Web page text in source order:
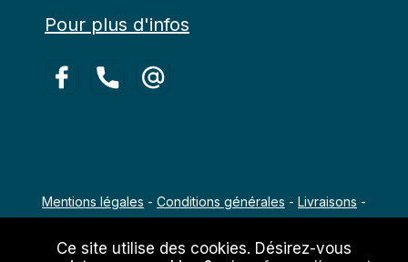
Pour plus d'infos
Mentions légales - Conditions générales - Livraisons -
Ce site utilise des cookies. Désirez-vous